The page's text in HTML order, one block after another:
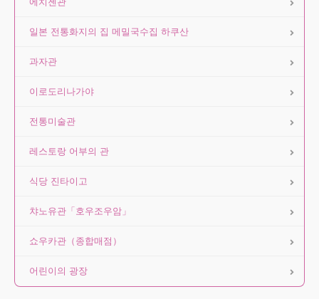
일본 전통화지의 집 메밀국수집 하쿠산
과자관
이로도리나가야
전통미술관
레스토랑 어부의 관
식당 진타이고
챠노유관「호우조우암」
쇼우카관（종합매점）
어린이의 광장